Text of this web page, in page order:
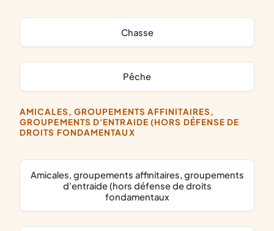
chasse
pêche
AMICALES, GROUPEMENTS AFFINITAIRES,
GROUPEMENTS D'ENTRAIDE (HORS DÉFENSE DE
DROITS FONDAMENTAUX
amicales, groupements affinitaires, groupements
d'entraide (hors défense de droits
fondamentaux